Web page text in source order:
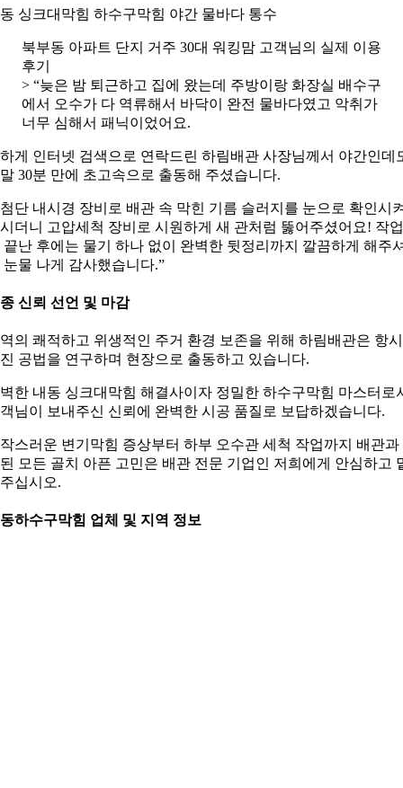
싱크대막힘 하수구막힘 야간 물바다 통수
북부동 아파트 단지 거주 30대 워킹맘 고객님의 실제 이용
후기
> “늦은 밤 퇴근하고 집에 왔는데 주방이랑 화장실 배수구
에서 오수가 다 역류해서 바닥이 완전 물바다였고 악취가
너무 심해서 패닉이었어요.
게 인터넷 검색으로 연락드린 하림배관 사장님께서 야간인데
30분 만에 초고속으로 출동해 주셨습니다.
단 내시경 장비로 배관 속 막힌 기름 슬러지를 눈으로 확인시
더니 고압세척 장비로 시원하게 새 관처럼 뚫어주셨어요! 작업
끝난 후에는 물기 하나 없이 완벽한 뒷정리까지 깔끔하게 해주
눈물 나게 감사했습니다.”
신뢰 선언 및 마감
의 쾌적하고 위생적인 주거 환경 보존을 위해 하림배관은 항시
공법을 연구하며 현장으로 출동하고 있습니다.
한 내동 싱크대막힘 해결사이자 정밀한 하수구막힘 마스터로
님이 보내주신 신뢰에 완벽한 시공 품질로 보답하겠습니다.
스러운 변기막힘 증상부터 하부 오수관 세척 작업까지 배관과
모든 골치 아픈 고민은 배관 전문 기업인 저희에게 안심하고
십시오.
하수구막힘 업체 및 지역 정보